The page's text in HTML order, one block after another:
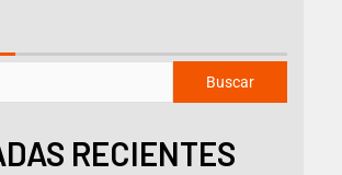
Buscar
RECIENTES